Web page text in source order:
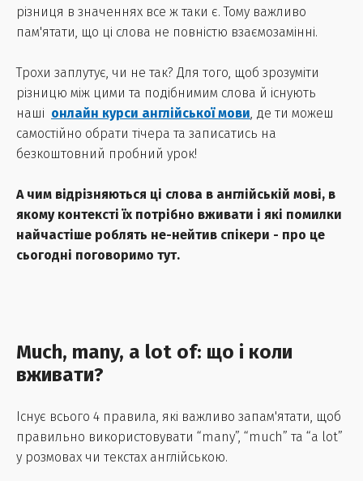
різниця в значеннях все ж таки є. Тому важливо
пам'ятати, що ці слова не повністю взаємозамінні.
Трохи заплутує, чи не так? Для того, щоб зрозуміти
різницю між цими та подібнимим слова й існують
наші онлайн курси англійської мови, де ти можеш
самостійно обрати тічера та записатись на
безкоштовний пробний урок!
А чим відрізняються ці слова в англійській мові, в
якому контексті їх потрібно вживати і які помилки
найчастіше роблять не-нейтив спікери - про це
сьогодні поговоримо тут.
Much, many, a lot of: що і коли
вживати?
Існує всього 4 правила, які важливо запам'ятати, щоб
правильно використовувати “many”, “much” та “a lot”
у розмовах чи текстах англійською.